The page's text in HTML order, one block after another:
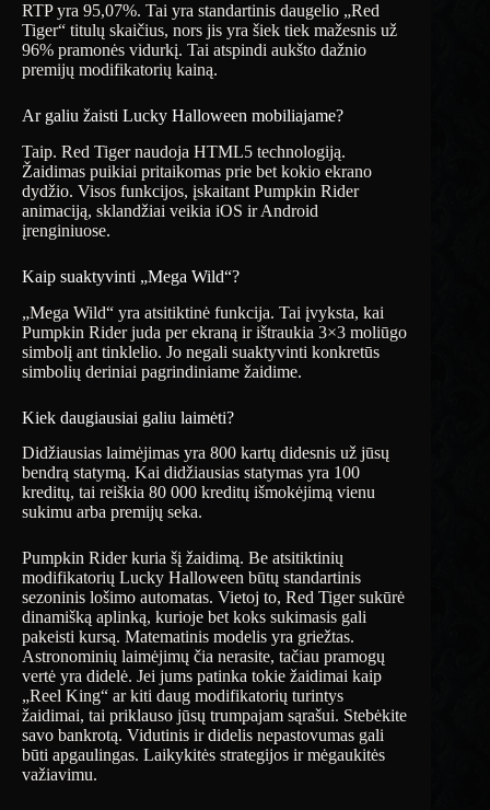
RTP yra 95,07%. Tai yra standartinis daugelio „Red
Tiger“ titulų skaičius, nors jis yra šiek tiek mažesnis už
96% pramonės vidurkį. Tai atspindi aukšto dažnio
premijų modifikatorių kainą.
Ar galiu žaisti Lucky Halloween mobiliajame?
Taip. Red Tiger naudoja HTML5 technologiją.
Žaidimas puikiai pritaikomas prie bet kokio ekrano
dydžio. Visos funkcijos, įskaitant Pumpkin Rider
animaciją, sklandžiai veikia iOS ir Android
įrenginiuose.
Kaip suaktyvinti „Mega Wild“?
„Mega Wild“ yra atsitiktinė funkcija. Tai įvyksta, kai
Pumpkin Rider juda per ekraną ir ištraukia 3×3 moliūgo
simbolį ant tinklelio. Jo negali suaktyvinti konkretūs
simbolių deriniai pagrindiniame žaidime.
Kiek daugiausiai galiu laimėti?
Didžiausias laimėjimas yra 800 kartų didesnis už jūsų
bendrą statymą. Kai didžiausias statymas yra 100
kreditų, tai reiškia 80 000 kreditų išmokėjimą vienu
sukimu arba premijų seka.
Pumpkin Rider kuria šį žaidimą. Be atsitiktinių
modifikatorių Lucky Halloween būtų standartinis
sezoninis lošimo automatas. Vietoj to, Red Tiger sukūrė
dinamišką aplinką, kurioje bet koks sukimasis gali
pakeisti kursą. Matematinis modelis yra griežtas.
Astronominių laimėjimų čia nerasite, tačiau pramogų
vertė yra didelė. Jei jums patinka tokie žaidimai kaip
„Reel King“ ar kiti daug modifikatorių turintys
žaidimai, tai priklauso jūsų trumpajam sąrašui. Stebėkite
savo bankrotą. Vidutinis ir didelis nepastovumas gali
būti apgaulingas. Laikykitės strategijos ir mėgaukitės
važiavimu.